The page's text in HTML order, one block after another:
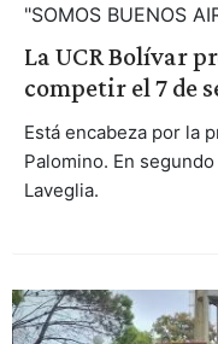
"SOMOS BUENOS
La UCR Bolívar
competir el 7 de
Está encabeza por la
Palomino. En
Laveglia.